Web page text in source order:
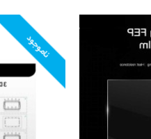
ناموجود